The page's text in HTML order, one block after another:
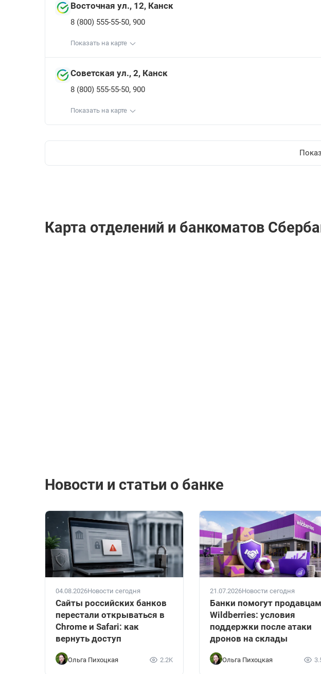
Восточная ул., 12, Канск
8 (800) 555-55-50, 900
Показать на карте
Советская ул., 2, Канск
8 (800) 555-55-50, 900
Показать на карте
Карта отделений и банкоматов
Новости и статьи о банке
04.08.2026Новости сегодня
Сайты российских банков
перестали открываться в
Chrome и Safari: как
вернуть доступ
Ольга Пихоцкая 2.2K
21.07.2026Новости сегодня
Банки помогут продавцам
Wildberries: условия
поддержки после атаки
дронов на склады
Ольга Пихоцкая